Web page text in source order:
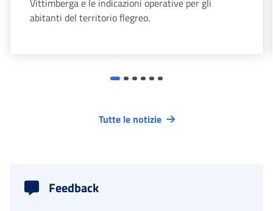
Vittimberga e le indicazioni operative per gli
abitanti del territorio flegreo.
Tutte le notizie
Feedback